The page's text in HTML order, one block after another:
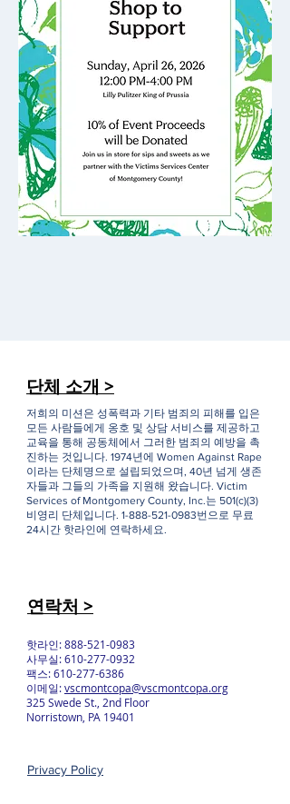
단체 소개 >
저희의 미션은 성폭력과 기타 범죄의 피해를 입은
모든 사람들에게 옹호 및 상담 서비스를 제공하고
교육을 통해 공동체에서 그러한 범죄의 예방을 촉
진하는 것입니다. 1974년에 Women Against Rape
이라는 단체명으로 설립되었으며, 40년 넘게 생존
자들과 그들의 가족을 지원해 왔습니다. Victim
Services of Montgomery County, Inc.는 501(c)(3)
비영리 단체입니다. 1-888-521-0983번으로 무료
24시간 핫라인에 연락하세요.
연락처 >
핫라인:888-521-0983
사무실:610-277-0932
팩스:610-277-6386
이메일:vscmontcopa@vscmontcopa.org
325 Swede St., 2nd Floor
Norristown, PA 19401
Privacy Policy